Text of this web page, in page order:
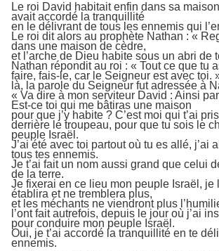
Le roi David habitait enfin dans sa
avait accordé la tranquillité
en le délivrant de tous les ennemis qui
Le roi dit alors au prophète Nathan : «
dans une maison de cèdre,
et l’arche de Dieu habite sous un abri de
Nathan répondit au roi : « Tout ce que tu
faire, fais-le, car le Seigneur est avec toi.
là, la parole du Seigneur fut adressée à
« Va dire à mon serviteur David : Ainsi
Est-ce toi qui me bâtiras une maison
pour que j’y habite ? C’est moi qui t’ai
derrière le troupeau, pour que tu sois le
peuple Israël.
J’ai été avec toi partout où tu es allé, j’ai
tous tes ennemis.
Je t’ai fait un nom aussi grand que celui
de la terre.
Je fixerai en ce lieu mon peuple Israël, je
établira et ne tremblera plus,
et les méchants ne viendront plus
l’ont fait autrefois, depuis le jour où j’ai
pour conduire mon peuple Israël.
Oui, je t’ai accordé la tranquillité en te
ennemis.